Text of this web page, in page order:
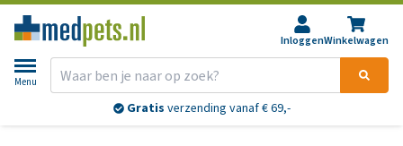
InloggenWinkelwagen
Menu
Gratis verzending vanaf € 69,-